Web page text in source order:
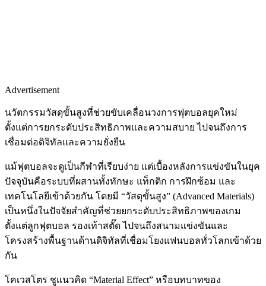
Advertisement
นวัตกรรมวัสดุขั้นสูงที่ช่วยขับเคลื่อนวงการฟุตบอลยุคใหม่
ตั้งแต่การยกระดับประสิทธิภาพและความสบาย ไปจนถึงการ
เชื่อมต่อดิจิทัลและความยั่งยืน
แม้ฟุตบอลจะดูเป็นกีฬาที่เรียบง่าย แต่เบื้องหลังการแข่งขันในยุค
ปัจจุบันคือระบบที่ผสานทั้งทักษะ แท็กติก การฝึกซ้อม และ
เทคโนโลยีเข้าด้วยกัน โดยมี “วัสดุขั้นสูง” (Advanced Materials)
เป็นหนึ่งในปัจจัยสำคัญที่ช่วยยกระดับประสิทธิภาพของเกม
ตั้งแต่ลูกฟุตบอล รองเท้าสตั๊ด ไปจนถึงสนามแข่งขันและ
โครงสร้างพื้นฐานด้านดิจิทัลที่เชื่อมโยงแฟนบอลทั่วโลกเข้าด้วย
กัน
โคเวสโตร ชูแนวคิด “Material Effect” หรือบทบาทของ